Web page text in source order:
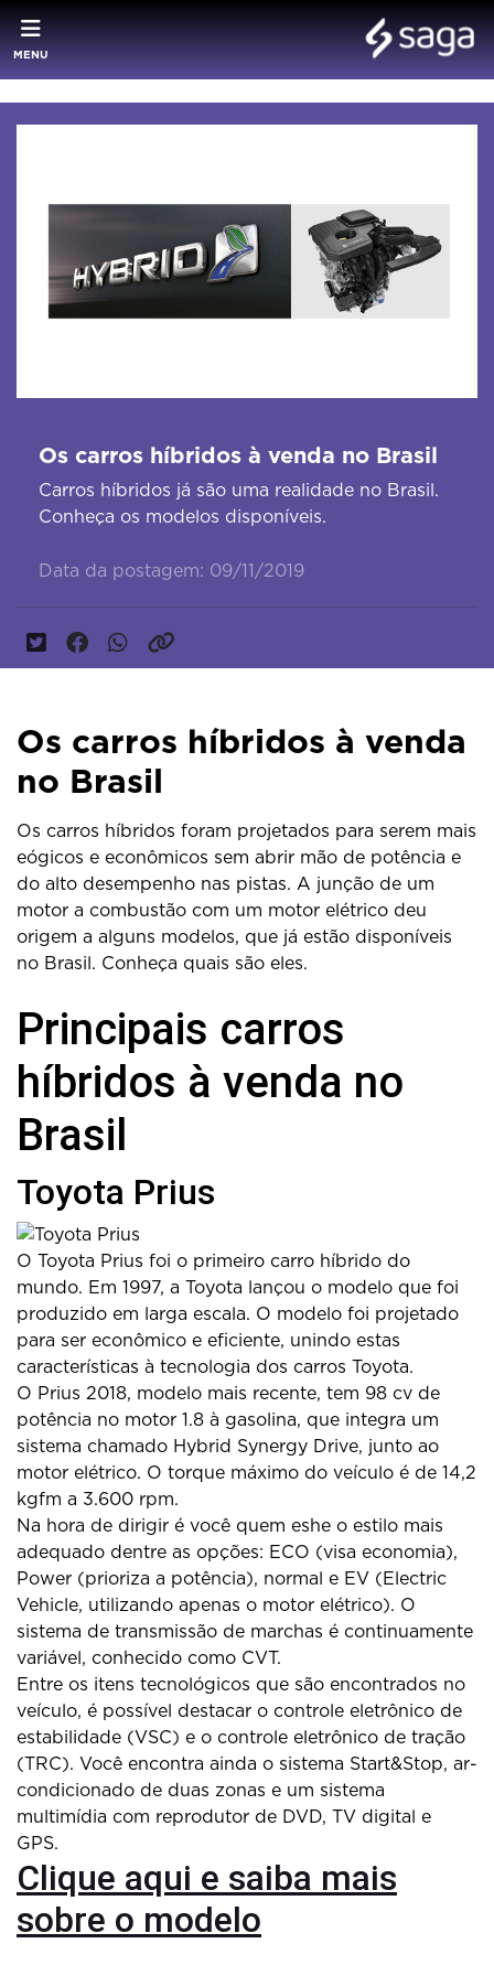
MENU
Os carros híbridos à venda no Brasil
Carros híbridos já são uma realidade no Brasil.
Conheça os modelos disponíveis.
Data da postagem: 09/11/2019
Os carros híbridos à venda
no Brasil
Os carros híbridos foram projetados para serem mais
eógicos e econômicos sem abrir mão de potência e
do alto desempenho nas pistas. A junção de um
motor a combustão com um motor elétrico deu
origem a alguns modelos, que já estão disponíveis
no Brasil. Conheça quais são eles.
Principais carros
híbridos à venda no
Brasil
Toyota Prius
O Toyota Prius foi o primeiro carro híbrido do
mundo. Em 1997, a Toyota lançou o modelo que foi
produzido em larga escala. O modelo foi projetado
para ser econômico e eficiente, unindo estas
características à tecnologia dos carros Toyota.
O Prius 2018, modelo mais recente, tem 98 cv de
potência no motor 1.8 à gasolina, que integra um
sistema chamado Hybrid Synergy Drive, junto ao
motor elétrico. O torque máximo do veículo é de 14,2
kgfm a 3.600 rpm.
Na hora de dirigir é você quem eshe o estilo mais
adequado dentre as opções: ECO (visa economia),
Power (prioriza a potência), normal e EV (Electric
Vehicle, utilizando apenas o motor elétrico). O
sistema de transmissão de marchas é continuamente
variável, conhecido como CVT.
Entre os itens tecnológicos que são encontrados no
veículo, é possível destacar o controle eletrônico de
estabilidade (VSC) e o controle eletrônico de tração
(TRC). Você encontra ainda o sistema Start&Stop, ar-
condicionado de duas zonas e um sistema
multimídia com reprodutor de DVD, TV digital e
GPS.
Clique aqui e saiba mais
sobre o modelo